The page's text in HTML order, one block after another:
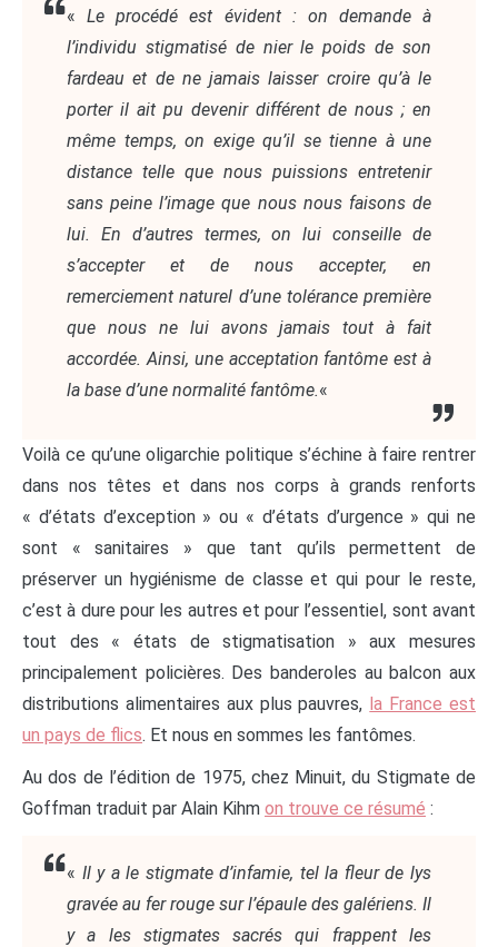
«Le procédé est évident : on demande à
l’individu stigmatisé de nier le poids de son
fardeau et de ne jamais laisser croire qu’à le
porter il ait pu devenir différent de nous ; en
même temps, on exige qu’il se tienne à une
distance telle que nous puissions entretenir
sans peine l’image que nous nous faisons de
lui. En d’autres termes, on lui conseille de
s’accepter et de nous accepter, en
remerciement naturel d’une tolérance première
que nous ne lui avons jamais tout à fait
accordée. Ainsi, une acceptation fantôme est à
la base d’une normalité fantôme.«
Voilà ce qu’une oligarchie politique s’échine à faire rentrer
dans nos têtes et dans nos corps à grands renforts
« d’états d’exception » ou « d’états d’urgence » qui ne
sont « sanitaires » que tant qu’ils permettent de
préserver un hygiénisme de classe et qui pour le reste,
c’est à dure pour les autres et pour l’essentiel, sont avant
tout des « états de stigmatisation » aux mesures
principalement policières. Des banderoles au balcon aux
distributions alimentaires aux plus pauvres, la France est
un pays de flics. Et nous en sommes les fantômes.
Au dos de l’édition de 1975, chez Minuit, du Stigmate de
Goffman traduit par Alain Kihm on trouve ce résumé :
« Il y a le stigmate d’infamie, tel la fleur de lys
gravée au fer rouge sur l’épaule des galériens. Il
y a les stigmates sacrés qui frappent les